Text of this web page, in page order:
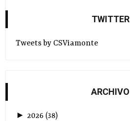
TWITTER
Tweets by CSViamonte
ARCHIVO
► 2026 (38)